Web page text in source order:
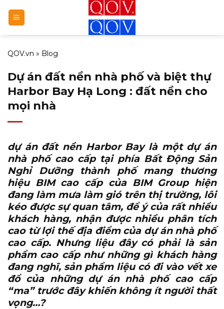
qua
nội
dung
QOV.vn » Blog
Dự án đất nền nhà phố và biệt thự
Harbor Bay Hạ Long : đất nền cho
mọi nhà
dự án đất nền Harbor Baylà một dự án
nhà phố cao cấp tại phía Bất Động Sản
Nghỉ Dưỡng thành phố mang thương
hiệu BIM cao cấp của BIM Group hiện
đang làm mưa làm gió trên thị trường, lôi
kéo được sự quan tâm, để ý của rất nhiều
khách hàng, nhận được nhiều phân tích
cao từ lợi thế địa điểm của dự án nhà phố
cao cấp. Nhưng liệu đây có phải là sản
phẩm cao cấp như những gì khách hàng
đang nghĩ, sản phẩm liệu có đi vào vết xe
đổ của những dự án nhà phố cao cấp
“ma” trước đây khiến không ít người thất
vọng…?